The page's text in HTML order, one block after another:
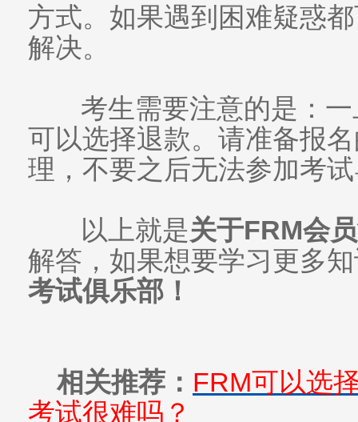
方式。如果遇到困难疑惑
解决。
考生需要注意的是：一
可以选择退款。请准备报
理，不要之后无法参加考
以上就是关于FRM会
解答，如果想要学习更多
考试俱乐部！
相关推荐： FRM可以选
考试很难吗？